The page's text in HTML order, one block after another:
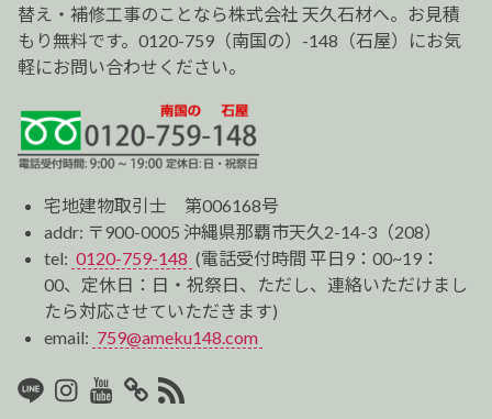
替え・補修工事のことなら株式会社 天久石材へ。お見積
もり無料です。0120-759（南国の）-148（石屋）にお気
軽にお問い合わせください。
宅地建物取引士 第006168号
addr: 〒900-0005 沖縄県那覇市天久2-14-3（208）
tel: 0120-759-148 (電話受付時間 平日9：00~19：
00、定休日：日・祝祭日、ただし、連絡いただけまし
たら対応させていただきます)
email: 759@ameku148.com
LINEInstagram
Youtube
マ RSS2